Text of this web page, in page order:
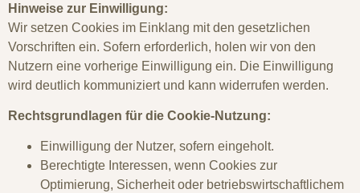
Hinweise zur Einwilligung:
Wir setzen Cookies im Einklang mit den gesetzlichen
Vorschriften ein. Sofern erforderlich, holen wir von den
Nutzern eine vorherige Einwilligung ein. Die Einwilligung
wird deutlich kommuniziert und kann widerrufen werden.
Rechtsgrundlagen für die Cookie-Nutzung:
Einwilligung der Nutzer, sofern eingeholt.
Berechtigte Interessen, wenn Cookies zur
Optimierung, Sicherheit oder betriebswirtschaftlichem